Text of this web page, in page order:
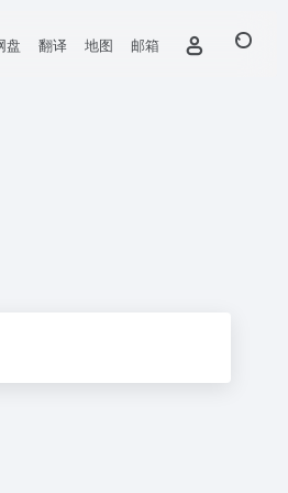
盘 翻译 地图 邮箱